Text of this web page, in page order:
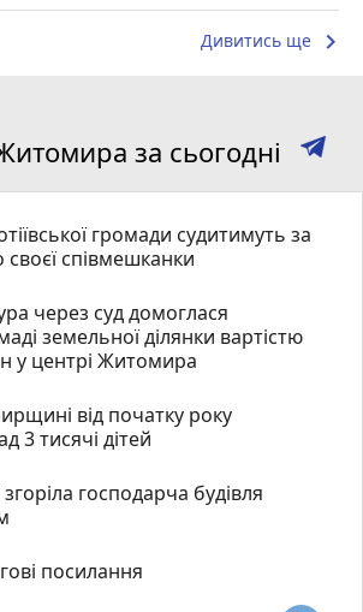
Дивитись ще keyboard_arrow_right
за сьогодні
громади судитимуть за
співмешканки
через суд домоглася
земельної ділянки вартістю
у центрі Житомира
від початку року
3 тисячі дітей
господарча будівля
посилання